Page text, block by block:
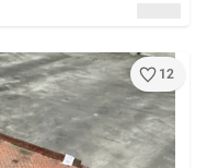
12